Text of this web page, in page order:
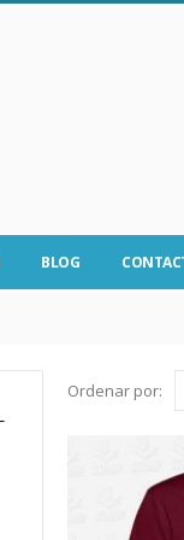
BLOG
Ordenar por: